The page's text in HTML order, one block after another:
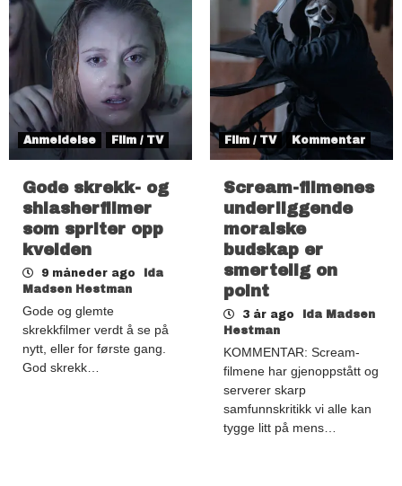
Anmeldelse Film / TV
Gode skrekk- og
shlasherfilmer
som spriter opp
kvelden
9 måneder ago
Ida
Madsen Hestman
Gode og glemte
skrekkfilmer verdt å se på
nytt, eller for første gang.
God skrekk…
Film / TV Kommentar
Scream-filmenes
underliggende
moralske
budskap er
smertelig on
point
3 år ago
Ida Madsen
Hestman
KOMMENTAR: Scream-
filmene har gjenoppstått og
serverer skarp
samfunnskritikk vi alle kan
tygge litt på mens…